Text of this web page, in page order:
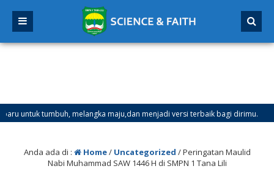
tumbuh, melangka maju,dan menjadi versi terbaik bagi dirimu.
Tanggal 21 Desember 2025 sd Tanggal 4 Januari 2026
Anda ada di : Home/ Uncategorized /Peringatan Maulid
Nabi Muhammad SAW 1446 H di SMPN 1 Tana Lili